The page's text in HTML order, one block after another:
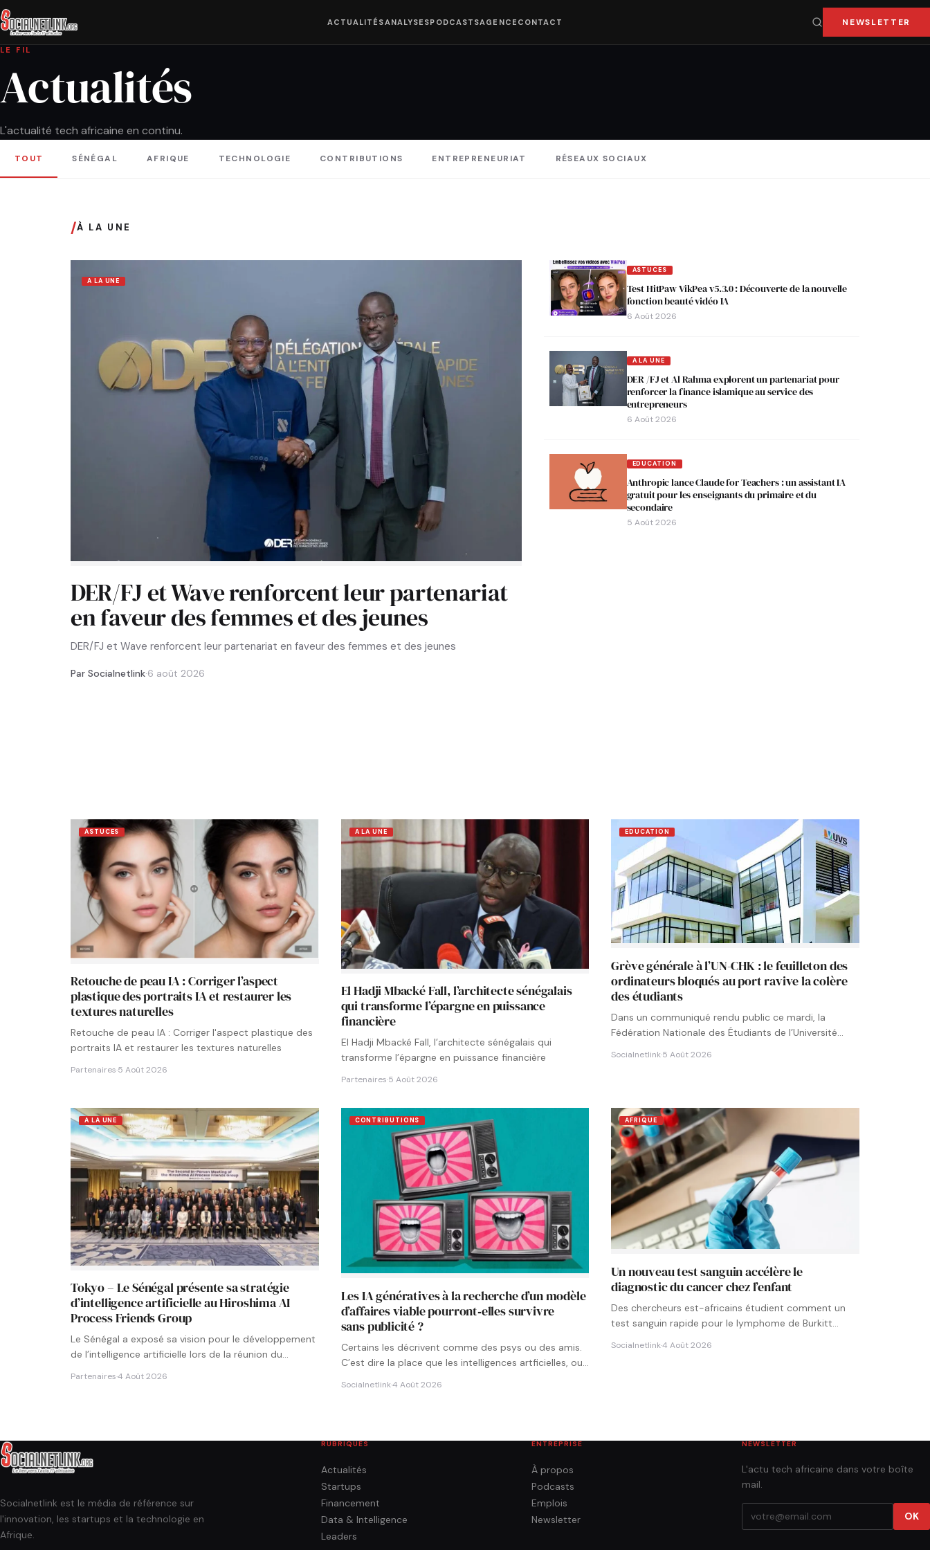
ACTUALITÉSANALYSESPODCASTSAGENCE CONTACT NEWSLETTER
LE FIL
Actualités
L'actualité tech africaine en continu.
TOUT SÉNÉGAL AFRIQUE TECHNOLOGIE CONTRIBUTIONS ENTREPRENEURIAT RÉSEAUX SOCIAUX
/À LA UNE
A LA UNE
DER/FJ et Wave renforcent leur partenariat
en faveur des femmes et des jeunes
DER/FJ et Wave renforcent leur partenariat en faveur des femmes et des jeunes
Par Socialnetlink·6 août 2026
ASTUCES
Test HitPaw VikPea v5.3.0 : Découverte de la nouvelle
fonction beauté vidéo IA
6 Août 2026
A LA UNE
DER /FJ et Al Rahma explorent un partenariat pour
renforcer la finance islamique au service des
entrepreneurs
6 Août 2026
EDUCATION
Anthropic lance Claude for Teachers : un assistant IA
gratuit pour les enseignants du primaire et du
secondaire
5 Août 2026
ASTUCES
Retouche de peau IA : Corriger l’aspect
plastique des portraits IA et restaurer les
textures naturelles
Retouche de peau IA : Corriger l'aspect plastique des
portraits IA et restaurer les textures naturelles
Partenaires·5 Août 2026
A LA UNE
El Hadji Mbacké Fall, l’architecte sénégalais
qui transforme l’épargne en puissance
financière
El Hadji Mbacké Fall, l’architecte sénégalais qui
transforme l’épargne en puissance financière
Partenaires·5 Août 2026
EDUCATION
Grève générale à l’UN-CHK : le feuilleton des
ordinateurs bloqués au port ravive la colère
des étudiants
Dans un communiqué rendu public ce mardi, la
Fédération Nationale des Étudiants de l’Université
Socialnetlink·5 Août 2026
A LA UNE
Tokyo – Le Sénégal présente sa stratégie
d’intelligence artificielle au Hiroshima AI
Process Friends Group
Le Sénégal a exposé sa vision pour le développement
de l’intelligence artificielle lors de la réunion du
Partenaires·4 Août 2026
CONTRIBUTIONS
Les IA génératives à la recherche d’un modèle
d’affaires viable pourront‑elles survivre
sans publicité ?
Certains les décrivent comme des psys ou des amis.
C’est dire la place que les intelligences artficielles, ou…
Socialnetlink·4 Août 2026
AFRIQUE
Un nouveau test sanguin accélère le
diagnostic du cancer chez l’enfant
Des chercheurs est-africains étudient comment un
test sanguin rapide pour le lymphome de Burkitt
Socialnetlink·4 Août 2026
Socialnetlink est le média de référence sur
l'innovation, les startups et la technologie en
Afrique.
RUBRIQUES
Actualités
Startups
Financement
Data & Intelligence
Leaders
ENTREPRISE
À propos
Podcasts
Emplois
Newsletter
NEWSLETTER
L'actu tech africaine dans votre boîte
mail.
OK